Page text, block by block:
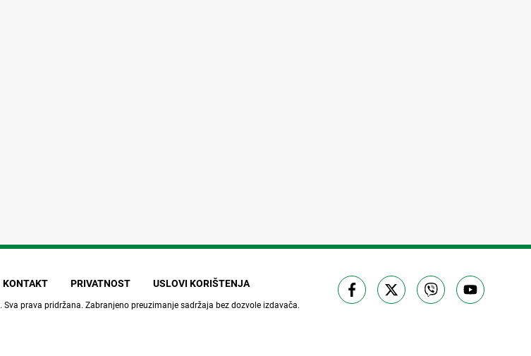
KONTAKT PRIVATNOST USLOVI KORIŠTENJA
. Sva prava pridržana. Zabranjeno preuzimanje sadržaja bez dozvole izdavača.